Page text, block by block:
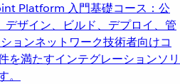
Platform 入門基礎コース：公
ザイン、ビルド、デプロイ、管
ョンネットワーク技術者向けコ
を満たすインテグレーションソリ